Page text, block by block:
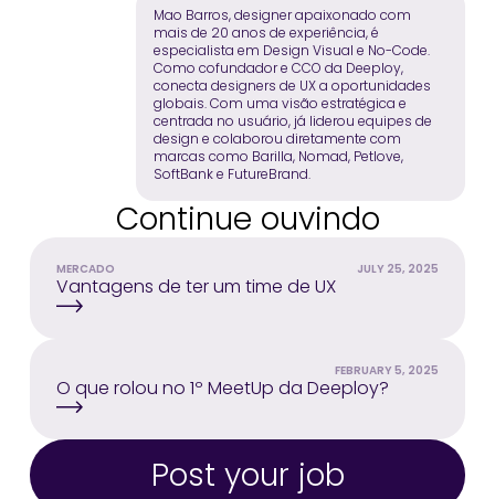
Mao Barros, designer apaixonado com
mais de 20 anos de experiência, é
especialista em Design Visual e No-Code.
Como cofundador e CCO da Deeploy,
conecta designers de UX a oportunidades
globais. Com uma visão estratégica e
centrada no usuário, já liderou equipes de
design e colaborou diretamente com
marcas como Barilla, Nomad, Petlove,
SoftBank e FutureBrand.
Continue ouvindo
MERCADO JULY 25, 2025
Vantagens de ter um time de UX
FEBRUARY 5, 2025
O que rolou no 1º MeetUp da Deeploy?
Post your job